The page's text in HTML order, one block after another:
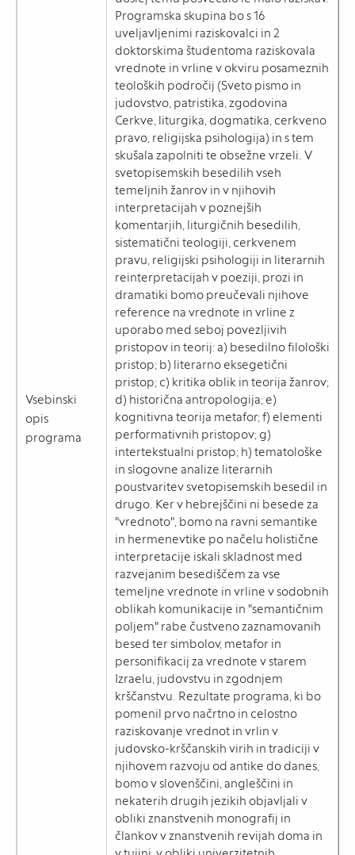
Vsebinski
opis
programa
Programska skupina bo s 16
uveljavljenimi raziskovalci in 2
doktorskima študentoma raziskovala
vrednote in vrline v okviru posameznih
teoloških področij (Sveto pismo in
judovstvo, patristika, zgodovina
Cerkve, liturgika, dogmatika, cerkveno
pravo, religijska psihologija) in s tem
skušala zapolniti te obsežne vrzeli. V
svetopisemskih besedilih vseh
temeljnih žanrov in v njihovih
interpretacijah v poznejših
komentarjih, liturgičnih besedilih,
sistematični teologiji, cerkvenem
pravu, religijski psihologiji in literarnih
reinterpretacijah v poeziji, prozi in
dramatiki bomo preučevali njihove
reference na vrednote in vrline z
uporabo med seboj povezljivih
pristopov in teorij: a) besedilno filološki
pristop; b) literarno eksegetični
pristop; c) kritika oblik in teorija žanrov;
d) historična antropologija; e)
kognitivna teorija metafor; f) elementi
performativnih pristopov; g)
intertekstualni pristop; h) tematološke
in slogovne analize literarnih
poustvaritev svetopisemskih besedil in
drugo. Ker v hebrejščini ni besede za
"vrednoto", bomo na ravni semantike
in hermenevtike po načelu holistične
interpretacije iskali skladnost med
razvejanim besediščem za vse
temeljne vrednote in vrline v sodobnih
oblikah komunikacije in "semantičnim
poljem" rabe čustveno zaznamovanih
besed ter simbolov, metafor in
personifikacij za vrednote v starem
Izraelu, judovstvu in zgodnjem
krščanstvu. Rezultate programa, ki bo
pomenil prvo načrtno in celostno
raziskovanje vrednot in vrlin v
judovsko-krščanskih virih in tradiciji v
njihovem razvoju od antike do danes,
bomo v slovenščini, angleščini in
nekaterih drugih jezikih objavljali v
obliki znanstvenih monografij in
člankov v znanstvenih revijah doma in